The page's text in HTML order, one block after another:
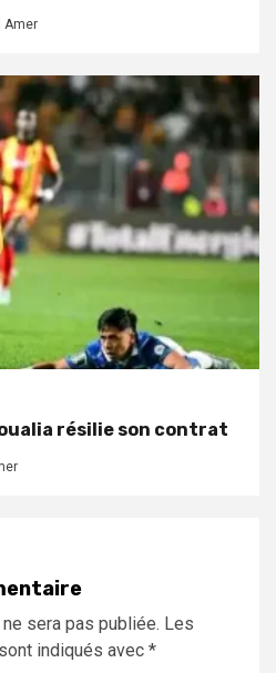
Amer
résilie son contrat
sera pas publiée. Les
indiqués avec *